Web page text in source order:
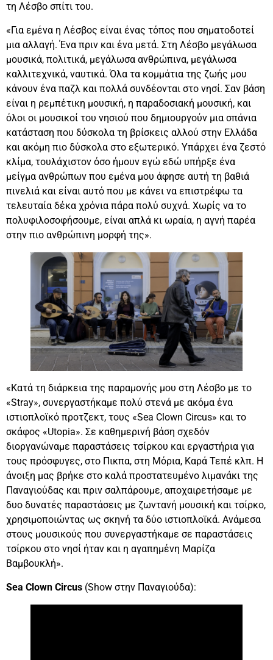
τη Λέσβο σπίτι του.
«Για εμένα η Λέσβος είναι ένας τόπος που σηματοδοτεί
μια αλλαγή. Ένα πριν και ένα μετά. Στη Λέσβο μεγάλωσα
μουσικά, πολιτικά, μεγάλωσα ανθρώπινα, μεγάλωσα
καλλιτεχνικά, ναυτικά. Όλα τα κομμάτια της ζωής μου
κάνουν ένα παζλ και πολλά συνδέονται στο νησί. Σαν βάση
είναι η ρεμπέτικη μουσική, η παραδοσιακή μουσική, και
όλοι οι μουσικοί του νησιού που δημιουργούν μια σπάνια
κατάσταση που δύσκολα τη βρίσκεις αλλού στην Ελλάδα
και ακόμη πιο δύσκολα στο εξωτερικό. Υπάρχει ένα ζεστό
κλίμα, τουλάχιστον όσο ήμουν εγώ εδώ υπήρξε ένα
μείγμα ανθρώπων που εμένα μου άφησε αυτή τη βαθιά
πινελιά και είναι αυτό που με κάνει να επιστρέφω τα
τελευταία δέκα χρόνια πάρα πολύ συχνά. Χωρίς να το
πολυφιλοσοφήσουμε, είναι απλά κι ωραία, η αγνή παρέα
στην πιο ανθρώπινη μορφή της».
«Κατά τη διάρκεια της παραμονής μου στη Λέσβο με το
«Stray», συνεργαστήκαμε πολύ στενά με ακόμα ένα
ιστιοπλοϊκό προτζεκτ, τους «Sea Clown Circus» και το
σκάφος «Utopia». Σε καθημερινή βάση σχεδόν
διοργανώναμε παραστάσεις τσίρκου και εργαστήρια για
τους πρόσφυγες, στο Πικπα, στη Μόρια, Καρά Τεπέ κλπ. Η
άνοιξη μας βρήκε στο καλά προστατευμένο λιμανάκι της
Παναγιούδας και πριν σαλπάρουμε, αποχαιρετήσαμε με
δυο δυνατές παραστάσεις με ζωντανή μουσική και τσίρκο,
χρησιμοποιώντας ως σκηνή τα δύο ιστιοπλοϊκά. Ανάμεσα
στους μουσικούς που συνεργαστήκαμε σε παραστάσεις
τσίρκου στο νησί ήταν και η αγαπημένη Μαρίζα
Βαμβουκλή».
Sea Clown Circus (Show στην Παναγιούδα):